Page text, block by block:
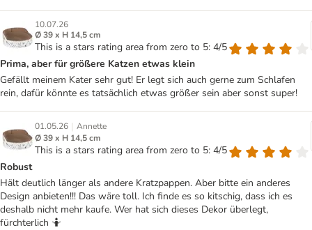
10.07.26
Ø 39 x H 14,5 cm
This is a stars rating area from zero to 5: 4/5
Prima, aber für größere Katzen etwas klein
Gefällt meinem Kater sehr gut! Er legt sich auch gerne zum Schlafen
rein, dafür könnte es tatsächlich etwas größer sein aber sonst super!
01.05.26 | Annette
Ø 39 x H 14,5 cm
This is a stars rating area from zero to 5: 4/5
Robust
Hält deutlich länger als andere Kratzpappen. Aber bitte ein anderes
Design anbieten!!! Das wäre toll. Ich finde es so kitschig, dass ich es
deshalb nicht mehr kaufe. Wer hat sich dieses Dekor überlegt,
fürchterlich 🤷